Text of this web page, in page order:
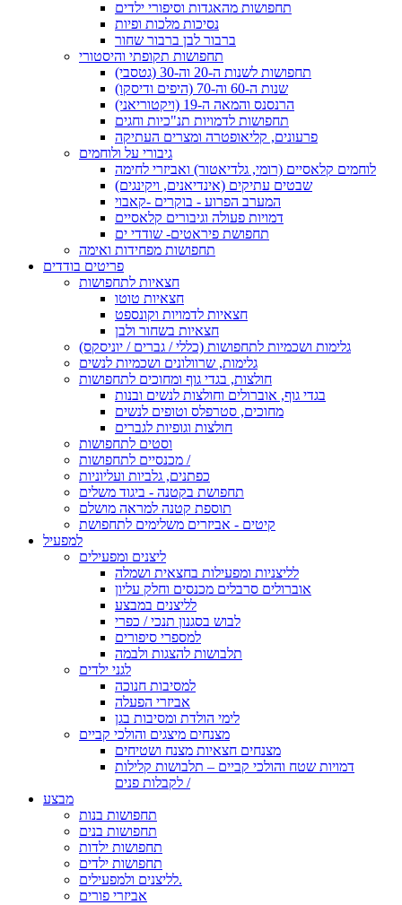
תחפושות מהאגדות וסיפורי ילדים
נסיכות מלכות ופיות
ברבור לבן ברבור שחור
תחפושות תקופתי והיסטורי
תחפושות לשנות ה-20 וה-30 (גטסבי)
שנות ה-60 וה-70 (היפים ודיסקו)
הרנסנס והמאה ה-19 (ויקטוריאני)
תחפושות לדמויות תנ"כיות וחגים
פרעונים, קליאופטרה ומצרים העתיקה
גיבורי על ולוחמים
לוחמים קלאסיים (רומי, גלדיאטור) ואביזרי לחימה
שבטים עתיקים (אינדיאנים, ויקינגים)
המערב הפרוע - בוקרים -קאבוי
דמויות פעולה וגיבורים קלאסיים
תחפושת פיראטים- שודדי ים
תחפושות מפחידות ואימה
פריטים בודדים
חצאיות לתחפושות
חצאיות טוטו
חצאיות לדמויות וקונספט
חצאיות בשחור ולבן
גלימות ושכמיות לתחפושות (כללי / גברים / יוניסקס)
גלימות, שרוולונים ושכמיות לנשים
חולצות, בגדי גוף ומחוכים לתחפושות
בגדי גוף, אוברולים וחולצות לנשים ובנות
מחוכים, סטרפלס וטופים לנשים
חולצות וגופיות לגברים
וסטים לתחפושות
מכנסיים לתחפושות /
כפתנים, גלביות ועליוניות
תחפושת בקטנה - ביגוד משלים
תוספת קטנה למראה מושלם
קיטים - אביזרים משלימים לתחפושת
למפעיל
ליצנים ומפעילים
לליצניות ומפעילות בחצאית ושמלה
אוברולים סרבלים מכנסים וחלק עליון
לליצנים במבצע
לבוש בסגנון תנכי / כפרי
למספרי סיפורים
תלבושות להצגות ולבמה
לגני ילדים
למסיבות חנוכה
אביזרי הפעלה
לימי הולדת ומסיבות בגן
מצנחים מיצגים והולכי קביים
מצנחים חצאיות מצנח ושטיחים
דמויות שטח והולכי קביים – תלבושות קלילות
לקבלות פנים /
מבצע
תחפושות בנות
תחפושות בנים
תחפושות ילדות
תחפושות ילדים
לליצנים ולמפעילים.
אביזרי פורים